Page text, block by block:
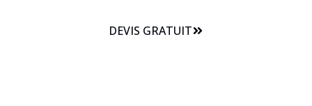
DEVIS GRATUIT